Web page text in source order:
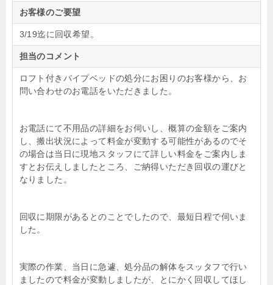
お客様のご要望
3/19迄に回収希望。
担当のコメント
ロフト付きパイプベッドの処分にお困りのお客様から、お
問い合わせのお電話をいただきました。
お電話にて不用品の詳細をお伺いし、概算の金額をご案内
し、搬出状況によって料金が変動する可能性があるのでそ
の場合は当日に現地スタッフにて詳しい料金をご案内しま
すとお伝えしましたところ、ご納得いただき回収の運びと
なりました。
回収に期限があるとのことでしたので、最短日程で伺いま
した。
実際の作業、当日に急遽、処分品の解体をスッタフで行い
ましたので料金が変動しましたが、とにかく回収してほし